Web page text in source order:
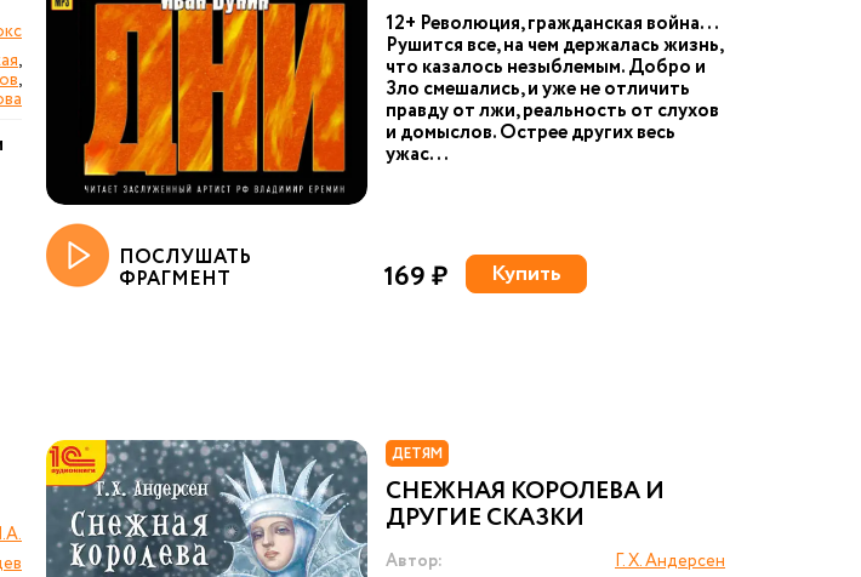
,
,
12+ Революция, гражданская война...
Рушится все, на чем держалась жизнь,
что казалось незыблемым. Добро и
Зло смешались, и уже не отличить
правду от лжи, реальность от слухов
и домыслов. Острее других весь
ужас...
ПОСЛУШАТЬ
ФРАГМЕНТ 169 ₽ Купить
ДЕТЯМ
СНЕЖНАЯ КОРОЛЕВА И
ДРУГИЕ СКАЗКИ
Автор:
Г. Х. Андерсен